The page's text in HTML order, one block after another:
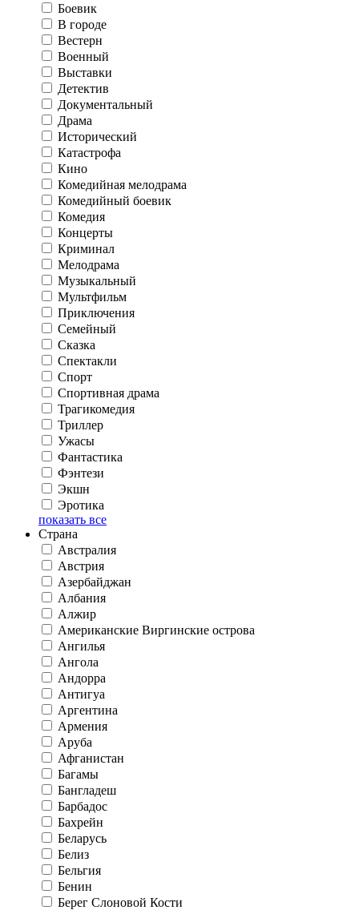
Боевик
В городе
Вестерн
Военный
Выставки
Детектив
Документальный
Драма
Исторический
Катастрофа
Кино
Комедийная мелодрама
Комедийный боевик
Комедия
Концерты
Криминал
Мелодрама
Музыкальный
Мультфильм
Приключения
Семейный
Сказка
Спектакли
Спорт
Спортивная драма
Трагикомедия
Триллер
Ужасы
Фантастика
Фэнтези
Экшн
Эротика
показать все
Страна
Австралия
Австрия
Азербайджан
Албания
Алжир
Американские Виргинские острова
Ангилья
Ангола
Андорра
Антигуа
Аргентина
Армения
Аруба
Афганистан
Багамы
Бангладеш
Барбадос
Бахрейн
Беларусь
Белиз
Бельгия
Бенин
Берег Слоновой Кости